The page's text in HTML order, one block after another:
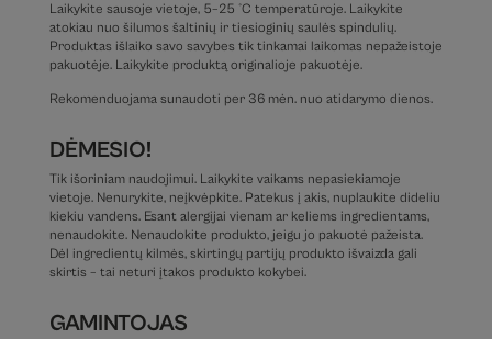
Laikykite sausoje vietoje, 5–25 °C temperatūroje. Laikykite
atokiau nuo šilumos šaltinių ir tiesioginių saulės spindulių.
Produktas išlaiko savo savybes tik tinkamai laikomas nepažeistoje
pakuotėje. Laikykite produktą originalioje pakuotėje.
Rekomenduojama sunaudoti per 36 mėn. nuo atidarymo dienos.
DĖMESIO!
Tik išoriniam naudojimui. Laikykite vaikams nepasiekiamoje
vietoje. Nenurykite, neįkvėpkite. Patekus į akis, nuplaukite dideliu
kiekiu vandens. Esant alergijai vienam ar keliems ingredientams,
nenaudokite. Nenaudokite produkto, jeigu jo pakuotė pažeista.
Dėl ingredientų kilmės, skirtingų partijų produkto išvaizda gali
skirtis – tai neturi įtakos produkto kokybei.
GAMINTOJAS